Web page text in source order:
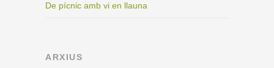
De pícnic amb vi en llauna
ARXIUS